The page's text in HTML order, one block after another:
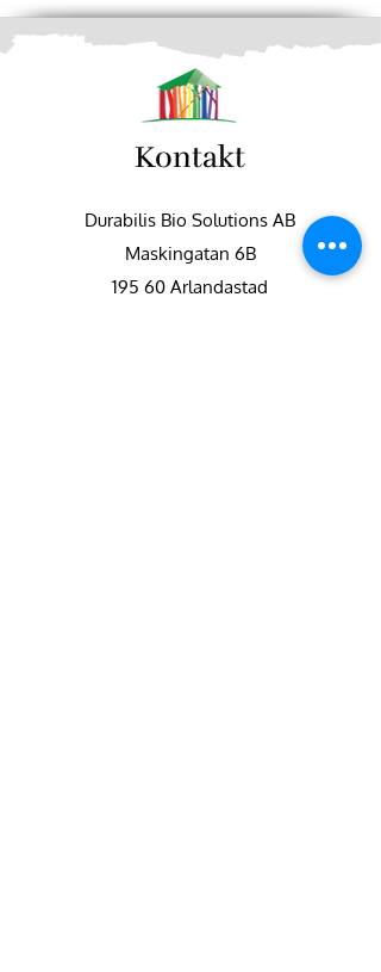
Kontakt
Durabilis Bio Solutions AB
Maskingatan 6B
195 60 Arlandastad